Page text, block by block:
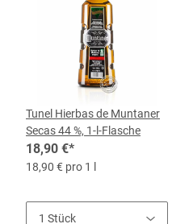
Tunel Hierbas de Muntaner
Secas 44 %, 1-l-Flasche
18,90 €*
18,90 € pro 1 l